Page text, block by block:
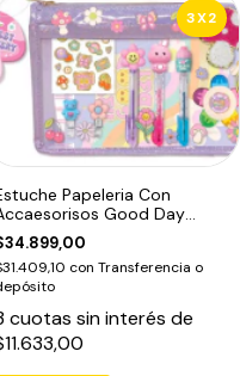
3X2
Papeleria Con
Good Day
con Transferencia o
cuotas sin interés de